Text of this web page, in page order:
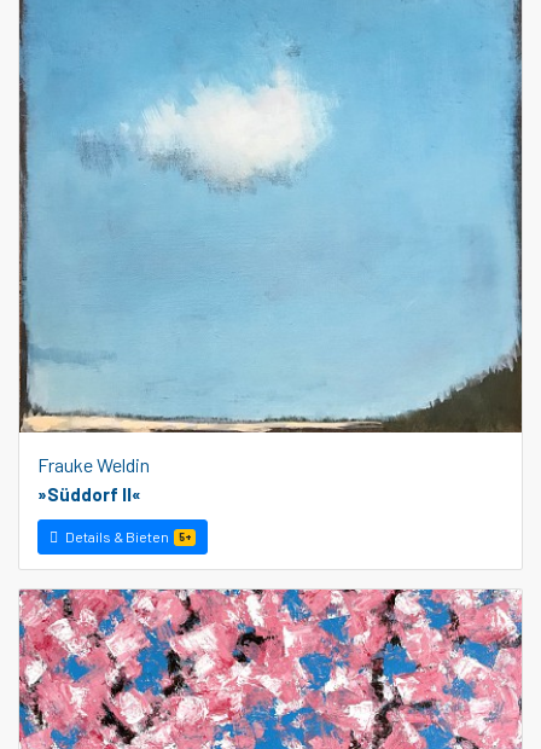
Frauke Weldin
»Süddorf II«
Details & Bieten 5+